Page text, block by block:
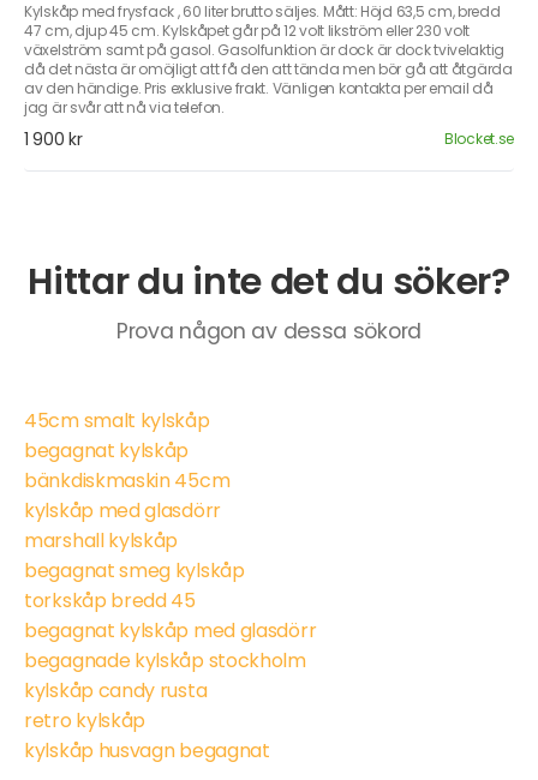
Kylskåp med frysfack , 60 liter brutto säljes. Mått: Höjd 63,5 cm, bredd
47 cm, djup 45 cm. Kylskåpet går på 12 volt likström eller 230 volt
växelström samt på gasol. Gasolfunktion är dock är dock tvivelaktig
då det nästa är omöjligt att få den att tända men bör gå att åtgärda
av den händige. Pris exklusive frakt. Vänligen kontakta per email då
jag är svår att nå via telefon.
1 900 kr Blocket.se
Hittar du inte det du söker?
Prova någon av dessa sökord
45cm smalt kylskåp
begagnat kylskåp
bänkdiskmaskin 45cm
kylskåp med glasdörr
marshall kylskåp
begagnat smeg kylskåp
torkskåp bredd 45
begagnat kylskåp med glasdörr
begagnade kylskåp stockholm
kylskåp candy rusta
retro kylskåp
kylskåp husvagn begagnat